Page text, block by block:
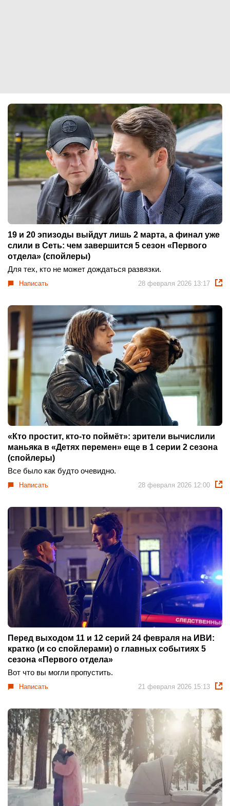
19 и 20 эпизоды выйдут лишь 2 марта, а финал уже
слили в Сеть: чем завершится 5 сезон «Первого
отдела» (спойлеры)
Для тех, кто не может дождаться развязки.
Написать 28 февраля 2026 13:17
«Кто простит, кто-то поймёт»: зрители вычислили
маньяка в «Детях перемен» еще в 1 серии 2 сезона
(спойлеры)
Все было как будто очевидно.
Написать 28 февраля 2026 12:00
Перед выходом 11 и 12 серий 24 февраля на ИВИ:
кратко (и со спойлерами) о главных событиях 5
сезона «Первого отдела»
Вот что вы могли пропустить.
Написать 21 февраля 2026 15:13